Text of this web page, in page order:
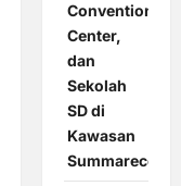
Convention
Center,
dan
Sekolah
SD di
Kawasan
Summarecon